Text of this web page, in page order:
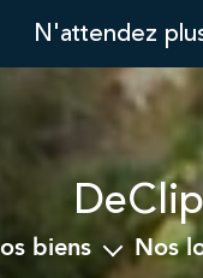
N'attendez
nos biens nos